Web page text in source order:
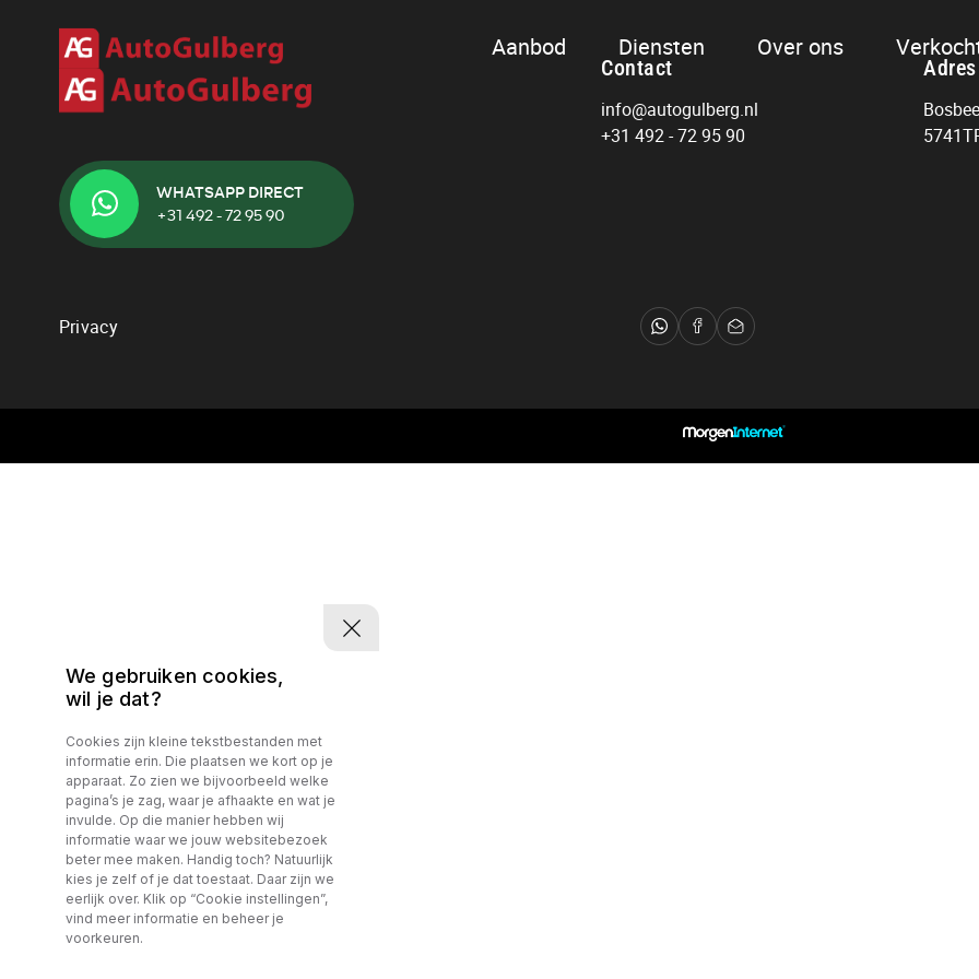
Aanbod Diensten Over ons
Home
Aanbod
Diensten
Over ons
+31 492 - 72 95 90
WHATSAPP DIRECT
+31 492 - 72 95 90
Contact
info@autogulberg.nl
+31 492 - 72 95 90
Adres
Privacy
We gebruiken cookies,
wil je dat?
Cookies zijn kleine tekstbestanden met
informatie erin. Die plaatsen we kort op je
apparaat. Zo zien we bijvoorbeeld welke
pagina’s je zag, waar je afhaakte en wat je
invulde. Op die manier hebben wij
informatie waar we jouw websitebezoek
beter mee maken. Handig toch? Natuurlijk
kies je zelf of je dat toestaat. Daar zijn we
eerlijk over. Klik op “Cookie instellingen”,
vind meer informatie en beheer je
voorkeuren.